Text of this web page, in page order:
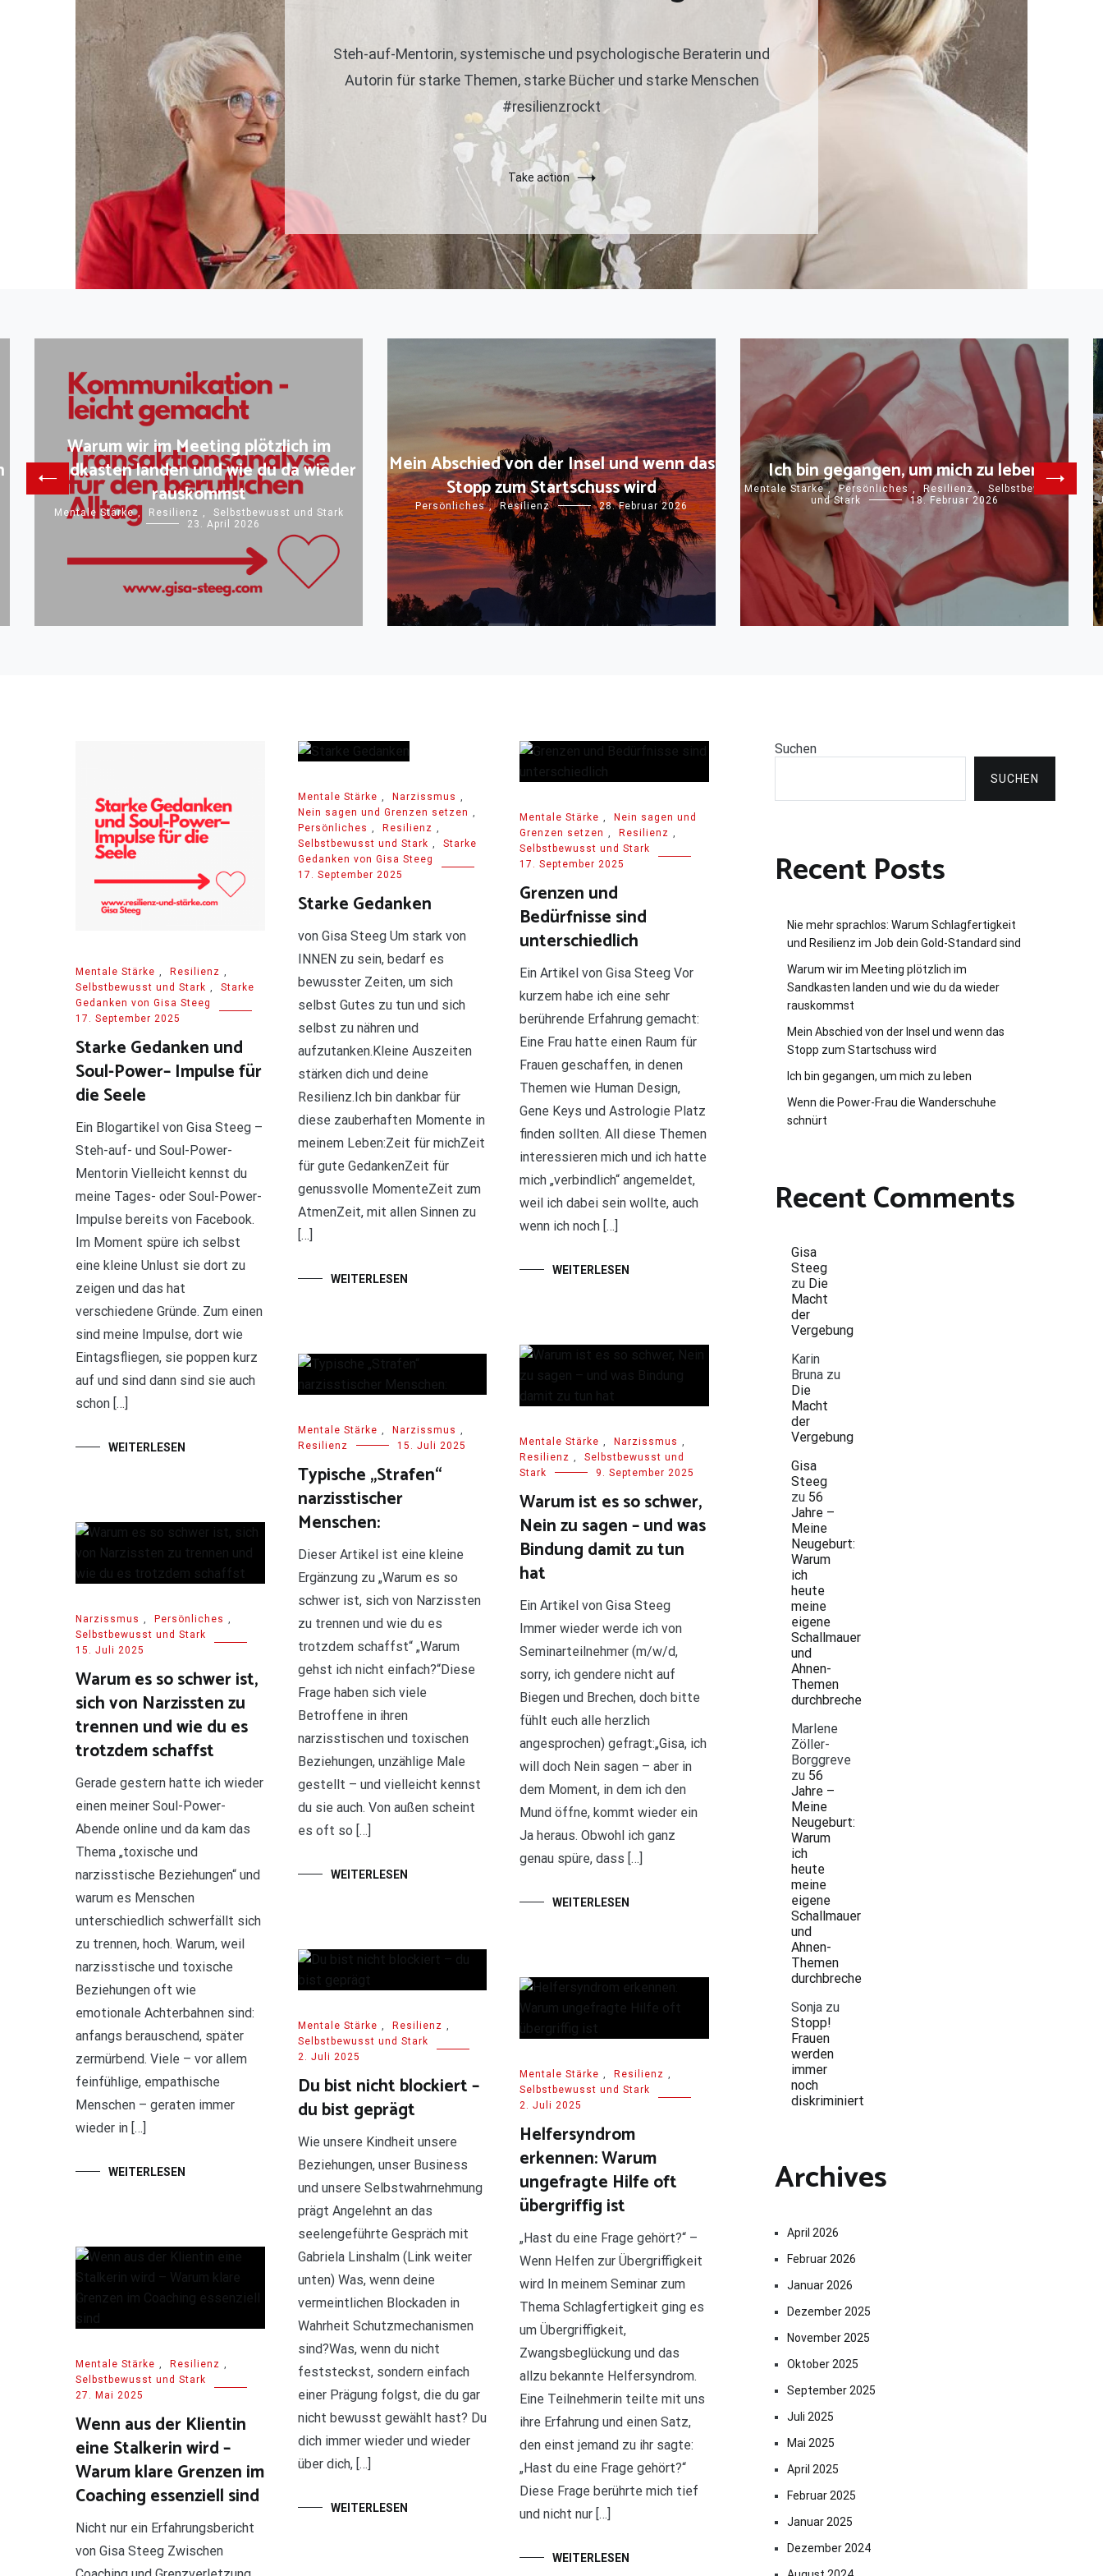
Steh-auf-Mentorin, systemische und psychologische Beraterin und
Autorin für starke Themen, starke Bücher und starke Menschen
#resilienzrockt
Take action
Warum wir im Meeting plötzlich im
Sandkasten landen und wie du da wieder
rauskommst
Mentale Stärke , Resilienz ,
Selbstbewusst und Stark
23. April 2026
Mein Abschied von der Insel und wenn das
Stopp zum Startschuss wird
Persönliches , Resilienz 28. Februar 2026
Ich bin gegangen, um mich zu leben
Mentale Stärke , Persönliches , Resilienz ,
Selbstbewusst
und Stark
18. Februar 2026
Mentale Stärke , Resilienz ,
Selbstbewusst und Stark ,
Starke
Gedanken von Gisa Steeg
17. September 2025
Starke Gedanken und
Soul-Power– Impulse für
die Seele
Ein Blogartikel von Gisa Steeg –
Steh-auf- und Soul-Power-
Mentorin Vielleicht kennst du
meine Tages- oder Soul-Power-
Impulse bereits von Facebook.
Im Moment spüre ich selbst
eine kleine Unlust sie dort zu
zeigen und das hat
verschiedene Gründe. Zum einen
sind meine Impulse, dort wie
Eintagsfliegen, sie poppen kurz
auf und sind dann sind sie auch
schon […]
WEITERLESEN
Mentale Stärke , Narzissmus ,
Nein sagen und Grenzen setzen ,
Persönliches , Resilienz ,
Selbstbewusst und Stark ,
Starke
Gedanken von Gisa Steeg
17. September 2025
Starke Gedanken
von Gisa Steeg Um stark von
INNEN zu sein, bedarf es
bewusster Zeiten, um sich
selbst Gutes zu tun und sich
selbst zu nähren und
aufzutanken.Kleine Auszeiten
stärken dich und deine
Resilienz.Ich bin dankbar für
diese zauberhaften Momente in
meinem Leben:Zeit für michZeit
für gute GedankenZeit für
genussvolle MomenteZeit zum
AtmenZeit, mit allen Sinnen zu
[…]
WEITERLESEN
Mentale Stärke ,
Nein sagen und
Grenzen setzen , Resilienz ,
Selbstbewusst und Stark
17. September 2025
Grenzen und
Bedürfnisse sind
unterschiedlich
Ein Artikel von Gisa Steeg Vor
kurzem habe ich eine sehr
berührende Erfahrung gemacht:
Eine Frau hatte einen Raum für
Frauen geschaffen, in denen
Themen wie Human Design,
Gene Keys und Astrologie Platz
finden sollten. All diese Themen
interessieren mich und ich hatte
mich „verbindlich“ angemeldet,
weil ich dabei sein wollte, auch
wenn ich noch […]
WEITERLESEN
Mentale Stärke , Narzissmus ,
Resilienz ,
Selbstbewusst und
Stark
9. September 2025
Warum ist es so schwer,
Nein zu sagen – und was
Bindung damit zu tun
hat
Ein Artikel von Gisa Steeg
Immer wieder werde ich von
Seminarteilnehmer (m/w/d,
sorry, ich gendere nicht auf
Biegen und Brechen, doch bitte
fühlt euch alle herzlich
angesprochen) gefragt:„Gisa, ich
will doch Nein sagen – aber in
dem Moment, in dem ich den
Mund öffne, kommt wieder ein
Ja heraus. Obwohl ich ganz
genau spüre, dass […]
WEITERLESEN
Mentale Stärke , Narzissmus ,
Resilienz
15. Juli 2025
Typische „Strafen“
narzisstischer
Menschen:
Dieser Artikel ist eine kleine
Ergänzung zu „Warum es so
schwer ist, sich von Narzissten
zu trennen und wie du es
trotzdem schaffst“ „Warum
gehst ich nicht einfach?“Diese
Frage haben sich viele
Betroffene in ihren
narzisstischen und toxischen
Beziehungen, unzählige Male
gestellt – und vielleicht kennst
du sie auch. Von außen scheint
es oft so […]
WEITERLESEN
Narzissmus , Persönliches ,
Selbstbewusst und Stark
15. Juli 2025
Warum es so schwer ist,
sich von Narzissten zu
trennen und wie du es
trotzdem schaffst
Gerade gestern hatte ich wieder
einen meiner Soul-Power-
Abende online und da kam das
Thema „toxische und
narzisstische Beziehungen“ und
warum es Menschen
unterschiedlich schwerfällt sich
zu trennen, hoch. Warum, weil
narzisstische und toxische
Beziehungen oft wie
emotionale Achterbahnen sind:
anfangs berauschend, später
zermürbend. Viele – vor allem
feinfühlige, empathische
Menschen – geraten immer
wieder in […]
WEITERLESEN
Mentale Stärke , Resilienz ,
Selbstbewusst und Stark
2. Juli 2025
Du bist nicht blockiert –
du bist geprägt
Wie unsere Kindheit unsere
Beziehungen, unser Business
und unsere Selbstwahrnehmung
prägt Angelehnt an das
seelengeführte Gespräch mit
Gabriela Linshalm (Link weiter
unten) Was, wenn deine
vermeintlichen Blockaden in
Wahrheit Schutzmechanismen
sind?Was, wenn du nicht
feststeckst, sondern einfach
einer Prägung folgst, die du gar
nicht bewusst gewählt hast? Du
dich immer wieder und wieder
über dich, […]
WEITERLESEN
Mentale Stärke , Resilienz ,
Selbstbewusst und Stark
2. Juli 2025
Helfersyndrom
erkennen: Warum
ungefragte Hilfe oft
übergriffig ist
„Hast du eine Frage gehört?“ –
Wenn Helfen zur Übergriffigkeit
wird In meinem Seminar zum
Thema Schlagfertigkeit ging es
um Übergriffigkeit,
Zwangsbeglückung und das
allzu bekannte Helfersyndrom.
Eine Teilnehmerin teilte mit uns
ihre Erfahrung und einen Satz,
den einst jemand zu ihr sagte:
„Hast du eine Frage gehört?“
Diese Frage berührte mich tief
und nicht nur […]
WEITERLESEN
Mentale Stärke , Resilienz ,
Selbstbewusst und Stark
27. Mai 2025
Wenn aus der Klientin
eine Stalkerin wird –
Warum klare Grenzen im
Coaching essenziell sind
Nicht nur ein Erfahrungsbericht
von Gisa Steeg Zwischen
Suchen
SUCHEN
Recent Posts
Nie mehr sprachlos: Warum Schlagfertigkeit
und Resilienz im Job dein Gold-Standard sind
Warum wir im Meeting plötzlich im
Sandkasten landen und wie du da wieder
rauskommst
Mein Abschied von der Insel und wenn das
Stopp zum Startschuss wird
Ich bin gegangen, um mich zu leben
Wenn die Power-Frau die Wanderschuhe
schnürt
Recent Comments
Gisa
Steeg
zu Die
Macht
der
Vergebung
Karin
Bruna zu
Die
Macht
der
Vergebung
Gisa
Steeg
zu 56
Jahre –
Meine
Neugeburt:
Warum
ich
heute
meine
eigene
Schallmauer
und
Ahnen-
Themen
durchbreche
Marlene
Zöller-
Borggreve
zu 56
Jahre –
Meine
Neugeburt:
Warum
ich
heute
meine
eigene
Schallmauer
und
Ahnen-
Themen
durchbreche
Sonja zu
Stopp!
Frauen
werden
immer
noch
diskriminiert
Archives
April 2026
Februar 2026
Januar 2026
Dezember 2025
November 2025
Oktober 2025
September 2025
Juli 2025
Mai 2025
April 2025
Februar 2025
Januar 2025
Dezember 2024